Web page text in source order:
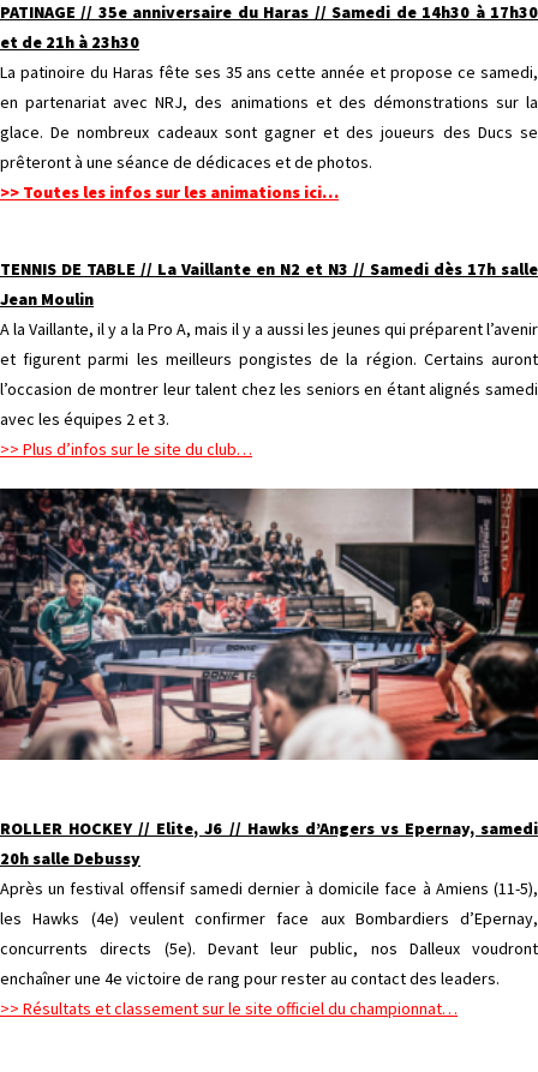
PATINAGE // 35e anniversaire du Haras // Samedi de 14h30 à 17h30
et de 21h à 23h30
La patinoire du Haras fête ses 35 ans cette année et propose ce samedi,
en partenariat avec NRJ, des animations et des démonstrations sur la
glace. De nombreux cadeaux sont gagner et des joueurs des Ducs se
prêteront à une séance de dédicaces et de photos.
>> Toutes les infos sur les animations ici…
TENNIS DE TABLE // La Vaillante en N2 et N3 // Samedi dès 17h salle
Jean Moulin
A la Vaillante, il y a la Pro A, mais il y a aussi les jeunes qui préparent l’avenir
et figurent parmi les meilleurs pongistes de la région. Certains auront
l’occasion de montrer leur talent chez les seniors en étant alignés samedi
avec les équipes 2 et 3.
>> Plus d’infos sur le site du club…
ROLLER HOCKEY // Elite, J6 // Hawks d’Angers vs Epernay, samedi
20h salle Debussy
Après un festival offensif samedi dernier à domicile face à Amiens (11-5),
les Hawks (4e) veulent confirmer face aux Bombardiers d’Epernay,
concurrents directs (5e). Devant leur public, nos Dalleux voudront
enchaîner une 4e victoire de rang pour rester au contact des leaders.
>> Résultats et classement sur le site officiel du championnat…